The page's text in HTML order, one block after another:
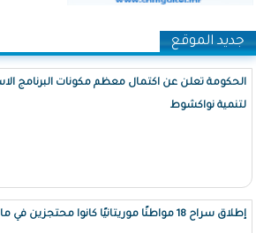
جديد الموقع
الحكومة تعلن عن اكتمال معظم مكونات البرنامج
لتنمية نواكشوط
إطلاق سراح 18 مواطنًا موريتانيًا كانوا محتجزين في مالي